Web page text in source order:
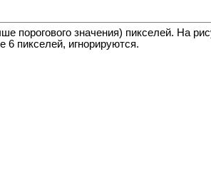
порогового значения) пикселей. На
пикселей, игнорируются.